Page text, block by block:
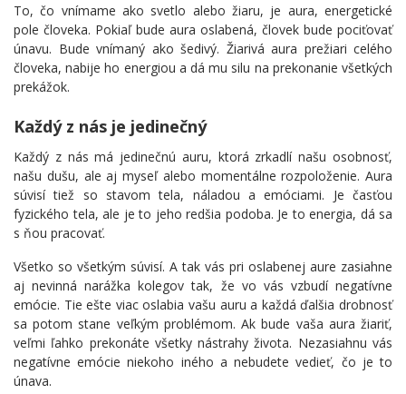
To, čo vnímame ako svetlo alebo žiaru, je aura, energetické
pole človeka. Pokiaľ bude aura oslabená, človek bude pociťovať
únavu. Bude vnímaný ako šedivý. Žiarivá aura prežiari celého
človeka, nabije ho energiou a dá mu silu na prekonanie všetkých
prekážok.
Každý z nás je jedinečný
Každý z nás má jedinečnú auru, ktorá zrkadlí našu osobnosť,
našu dušu, ale aj myseľ alebo momentálne rozpoloženie. Aura
súvisí tiež so stavom tela, náladou a emóciami. Je časťou
fyzického tela, ale je to jeho redšia podoba. Je to energia, dá sa
s ňou pracovať.
Všetko so všetkým súvisí. A tak vás pri oslabenej aure zasiahne
aj nevinná narážka kolegov tak, že vo vás vzbudí negatívne
emócie. Tie ešte viac oslabia vašu auru a každá ďalšia drobnosť
sa potom stane veľkým problémom. Ak bude vaša aura žiariť,
veľmi ľahko prekonáte všetky nástrahy života. Nezasiahnu vás
negatívne emócie niekoho iného a nebudete vedieť, čo je to
únava.